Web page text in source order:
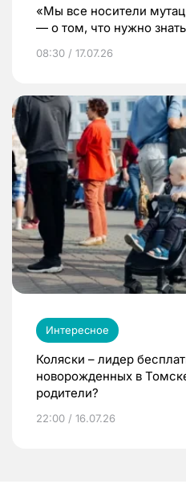
«Мы все носители
— о том, что нужно
08:30 / 17.07.26
Интересное
Коляски – лидер
новорожденных в
родители?
22:00 / 16.07.26